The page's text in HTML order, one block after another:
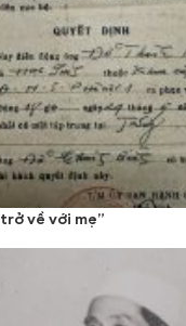
về với mẹ”